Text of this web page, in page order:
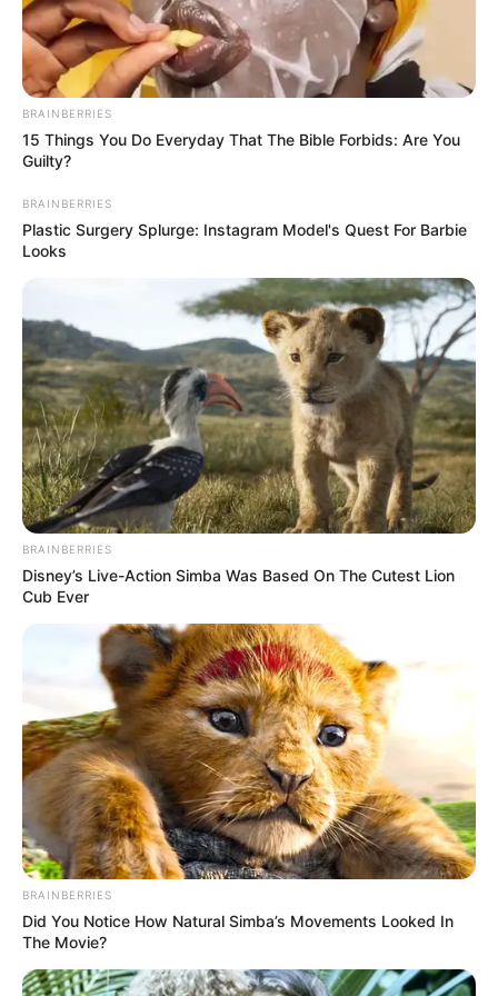
SELEBRITI
Jarang Diekspos, 5 Artis Cantik
BRAINBERRIES
15 Things You Do Everyday That The Bible Forbids: Are You
Guilty?
BRAINBERRIES
Plastic Surgery Splurge: Instagram Model's Quest For Barbie
Looks
BRAINBERRIES
Disney’s Live-Action Simba Was Based On The Cutest Lion
Cub Ever
BRAINBERRIES
Did You Notice How Natural Simba’s Movements Looked In
The Movie?